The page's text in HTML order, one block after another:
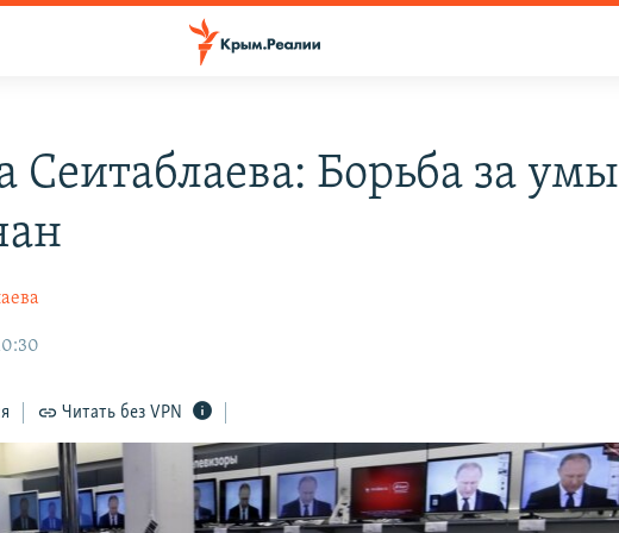
Сеитаблаева: Борьба за умы
Читать без VPN